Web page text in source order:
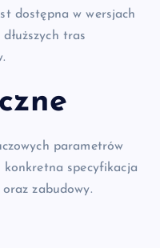
dostępna w wersjach
tras
parametrów
konkretna specyfikacja
zabudowy.